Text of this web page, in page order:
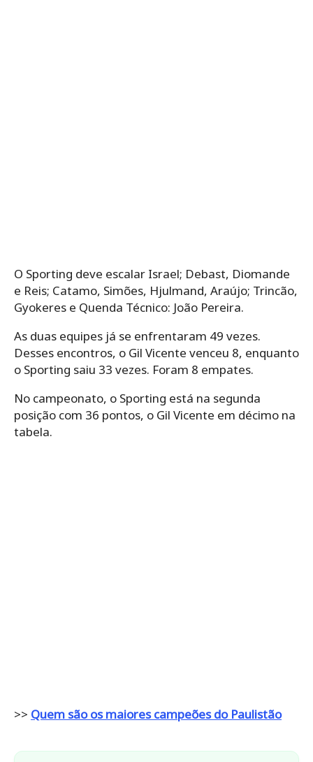
O Sporting deve escalar Israel; Debast, Diomande
e Reis; Catamo, Simões, Hjulmand, Araújo; Trincão,
Gyokeres e Quenda Técnico: João Pereira.
As duas equipes já se enfrentaram 49 vezes.
Desses encontros, o Gil Vicente venceu 8, enquanto
o Sporting saiu 33 vezes. Foram 8 empates.
No campeonato, o Sporting está na segunda
posição com 36 pontos, o Gil Vicente em décimo na
tabela.
>> Quem são os maiores campeões do Paulistão